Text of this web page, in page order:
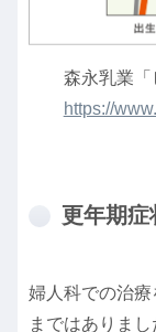
森永乳業「
https://
更年期
婦人科での治
まではありま